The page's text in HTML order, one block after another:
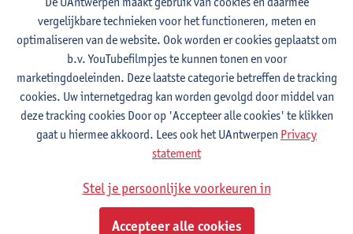
Chemische structuurbepaling van geneesmiddelen
1E SEM
3studiepunten
Lesgever(s):
Tess De Bruyne
Alexander van Nuijs
Emmy Tuenter
Farmacotherapie en farmaceutische zorg I
2E SEM
7studiepunten
Lesgever(s):
Guido De Meyer Hans De Loof
2E SEM
studiepunten
Filip Kiekens
vergelijkbare technieken voor het functioneren, meten en
optimaliseren van de website. Ook worden er cookies geplaatst om
b.v. YouTubefilmpjes te kunnen tonen en voor
marketingdoeleinden. Deze laatste categorie betreffen de tracking
cookies. Uw internetgedrag kan worden gevolgd door middel van
deze tracking cookies Door op 'Accepteer alle cookies' te klikken
gaat u hiermee akkoord. Lees ook het UAntwerpen Privacy
statement
Stel je persoonlijke voorkeuren in
Accepteer alle cookies